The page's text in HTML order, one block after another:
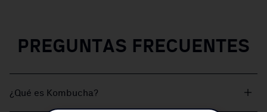
PREGUNTAS FRECUENTES
¿Qué es Kombucha?